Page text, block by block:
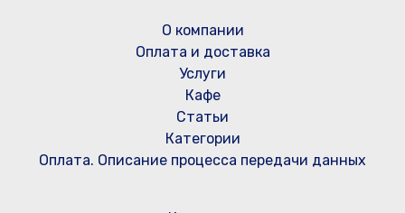
О компании
Оплата и доставка
Услуги
Кафе
Статьи
Категории
Оплата. Описание процесса передачи данных